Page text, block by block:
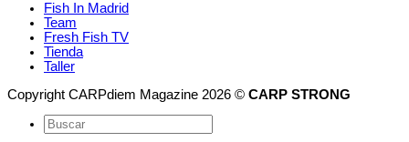
Fish In Madrid
Team
Fresh Fish TV
Tienda
Taller
Copyright CARPdiem Magazine 2026 © CARP STRONG